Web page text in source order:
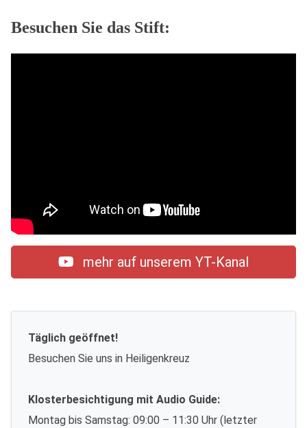
Besuchen Sie das Stift:
mehr auf unserem YT-Kanal
Täglich geöffnet!
Besuchen Sie uns in Heiligenkreuz
Klosterbesichtigung mit Audio Guide:
Montag bis Samstag: 09:00 – 11:30 Uhr (letzter